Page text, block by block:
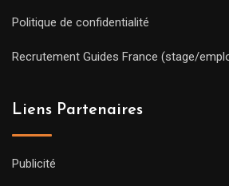
Politique de confidentialité
Recrutement Guides France (stage/
Liens Partenaires
Publicité